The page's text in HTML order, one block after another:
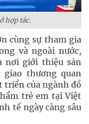
hợp tác.
cùng sự tham gia
và ngoài nước,
nơi giới thiệu sản
thương quan
triển của ngành đồ
trẻ em tại Việt
tế ngày càng sâu